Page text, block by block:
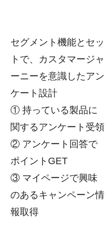
セグメント機能とセッ
トで、カスタマージャ
ーニーを意識したアン
ケート設計
① 持っている製品に
関するアンケート受領
② アンケート回答で
ポイントGET
③ マイページで興味
のあるキャンペーン情
報取得